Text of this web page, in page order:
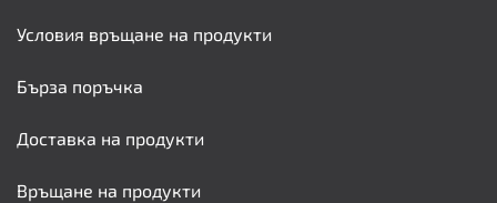
Условия връщане на продукти
Бърза поръчка
Доставка на продукти
Връщане на продукти